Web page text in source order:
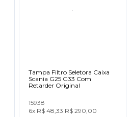
Tampa Filtro Seletora Caixa
Scania G25 G33 Com
Retarder Original
15938
6x R$ 48,33 R$ 290,00